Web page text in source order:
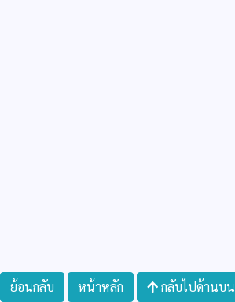
ย้อนกลับ หน้าหลัก กลับไปด้านบน